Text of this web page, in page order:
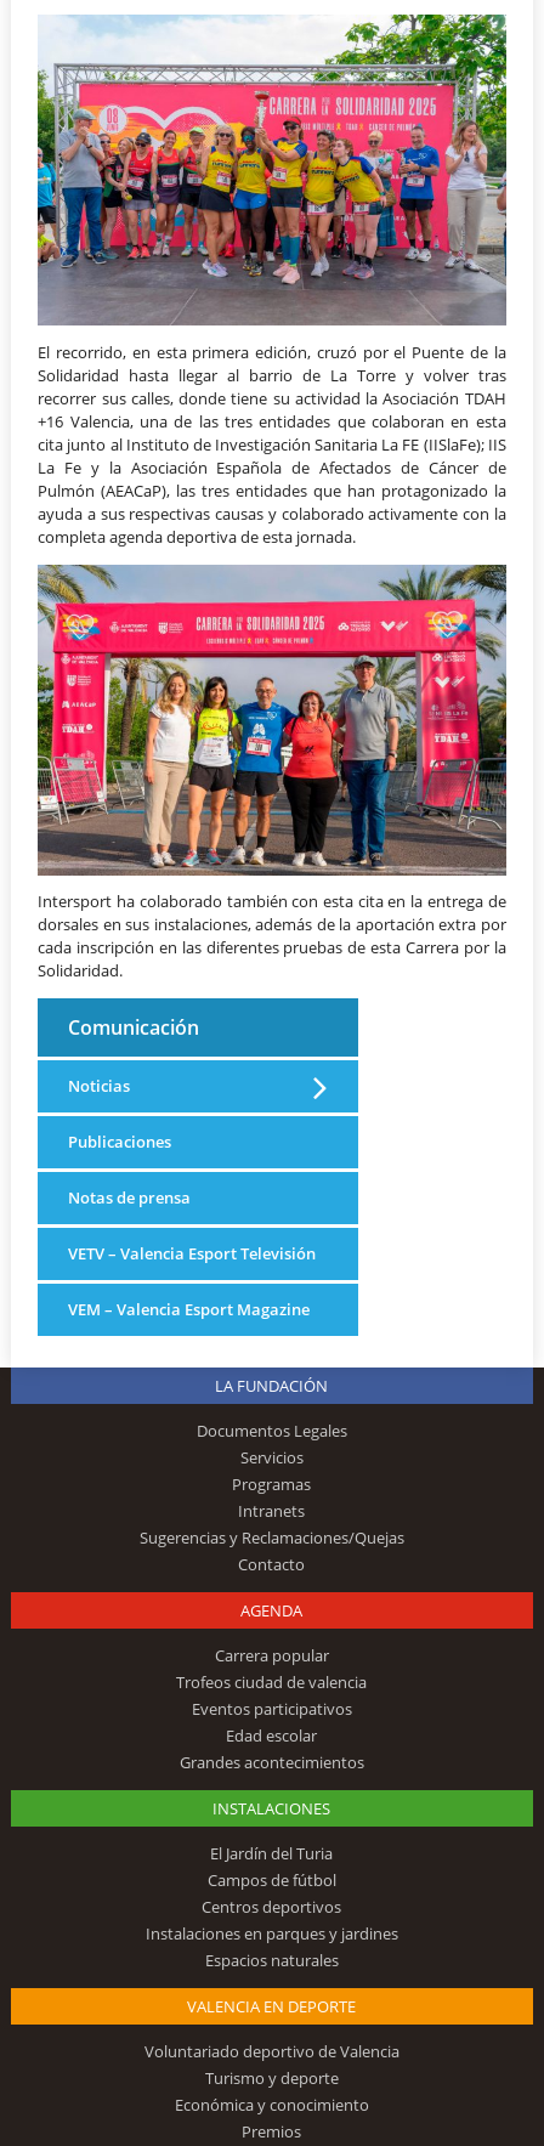
El recorrido, en esta primera edición, cruzó por el Puente de la
Solidaridad hasta llegar al barrio de La Torre y volver tras
recorrer sus calles, donde tiene su actividad la Asociación TDAH
+16 Valencia, una de las tres entidades que colaboran en esta
cita junto al Instituto de Investigación Sanitaria La FE (IISlaFe); IIS
La Fe y la Asociación Española de Afectados de Cáncer de
Pulmón (AEACaP), las tres entidades que han protagonizado la
ayuda a sus respectivas causas y colaborado activamente con la
completa agenda deportiva de esta jornada.
Intersport ha colaborado también con esta cita en la entrega de
dorsales en sus instalaciones, además de la aportación extra por
cada inscripción en las diferentes pruebas de esta Carrera por la
Solidaridad.
Comunicación
Noticias
Publicaciones
Notas de prensa
VETV – Valencia Esport Televisión
VEM – Valencia Esport Magazine
LA FUNDACIÓN
Documentos Legales
Servicios
Programas
Intranets
Sugerencias y Reclamaciones/Quejas
Contacto
AGENDA
Carrera popular
Trofeos ciudad de valencia
Eventos participativos
Edad escolar
Grandes acontecimientos
INSTALACIONES
El Jardín del Turia
Campos de fútbol
Centros deportivos
Instalaciones en parques y jardines
Espacios naturales
VALENCIA EN DEPORTE
Voluntariado deportivo de Valencia
Turismo y deporte
Económica y conocimiento
Premios